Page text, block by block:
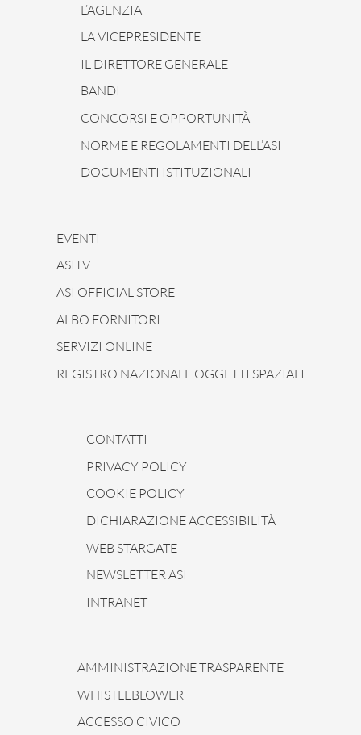
L’AGENZIA
LA VICEPRESIDENTE
IL DIRETTORE GENERALE
BANDI
CONCORSI E OPPORTUNITÀ
NORME E REGOLAMENTI DELL’ASI
DOCUMENTI ISTITUZIONALI
EVENTI
ASITV
ASI OFFICIAL STORE
ALBO FORNITORI
SERVIZI ONLINE
REGISTRO NAZIONALE OGGETTI SPAZIALI
CONTATTI
PRIVACY POLICY
COOKIE POLICY
DICHIARAZIONE ACCESSIBILITÀ
WEB STARGATE
NEWSLETTER ASI
INTRANET
AMMINISTRAZIONE TRASPARENTE
WHISTLEBLOWER
ACCESSO CIVICO